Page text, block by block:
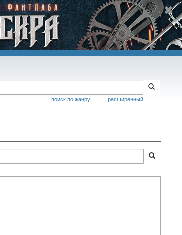
расширенный
поиск по жанру